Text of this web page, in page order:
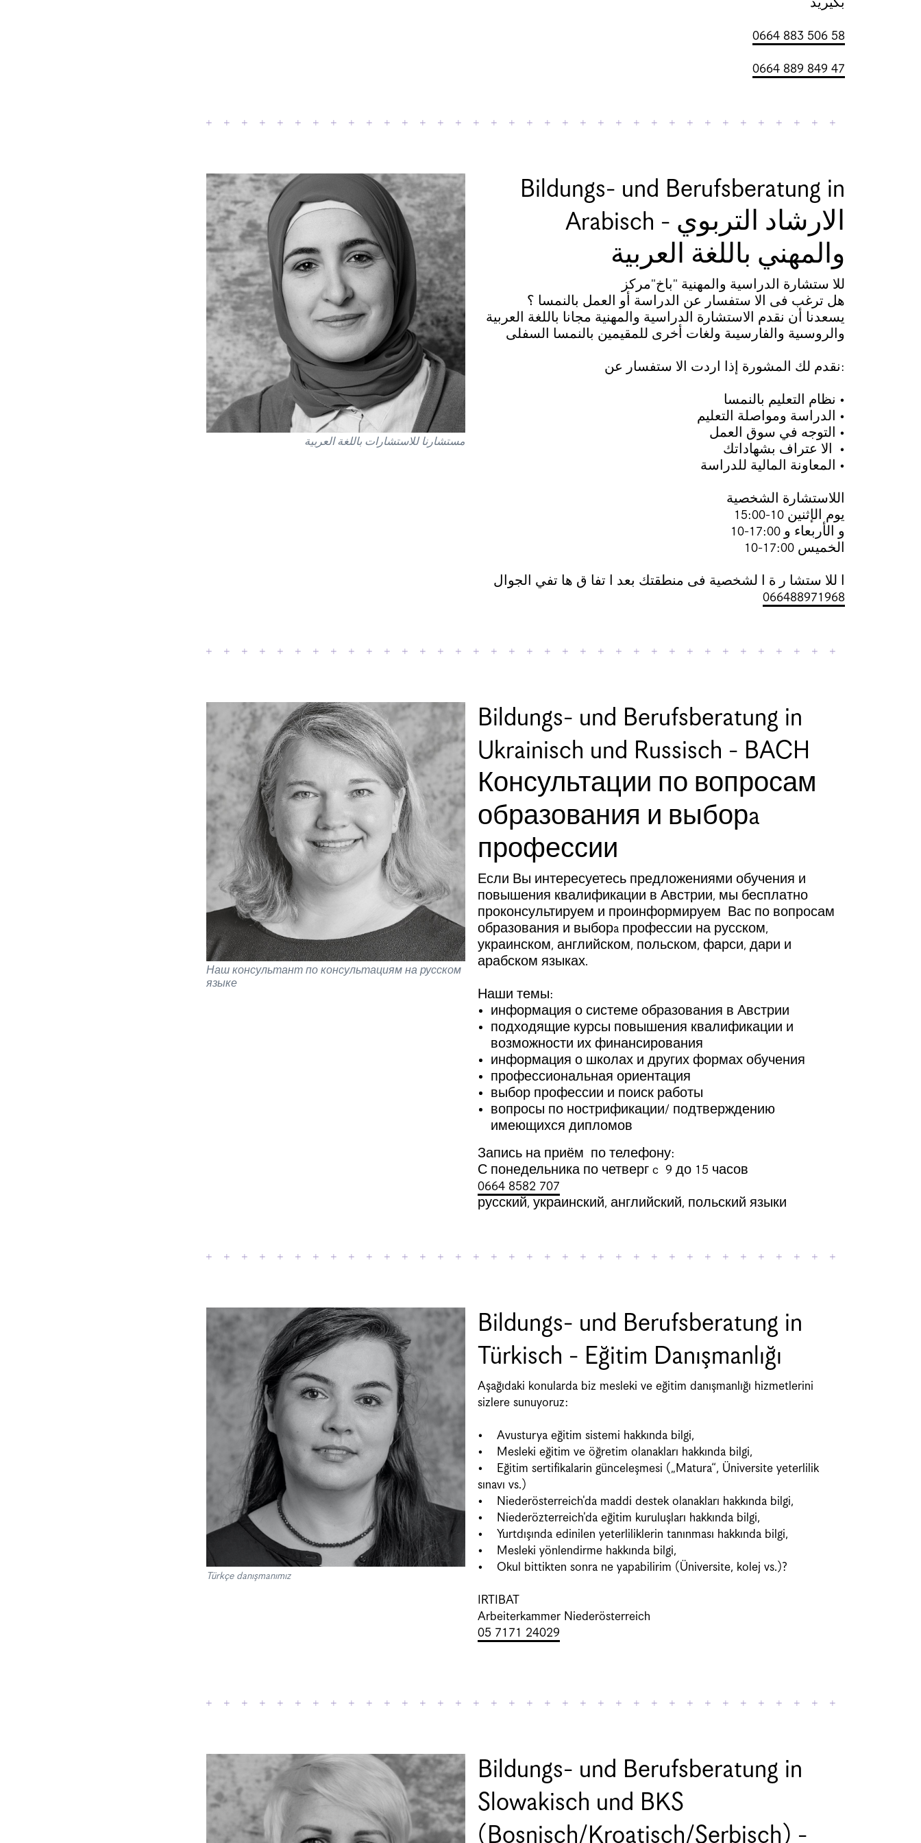
بگیرید
0664 883 506 58
0664 889 849 47
Bildungs- und Berufsberatung in
Arabisch - الارشاد التربوي
والمهني باللغة العربية
للا ستشارة الدراسية والمهنية "باخ"مركز
هل ترغب فى الا ستفسار عن الدراسة أو العمل بالنمسا ؟
يسعدنا أن نقدم الاستشارة الدراسية والمهنية مجانا باللغة العربية
والروسىية والفارسيىة ولغات أخرى للمقيمين بالنمسا السفلى
نقدم لك المشورة إذا اردت الا ستفسار عن:
نظام التعليم بالنمسا •
الدراسة ومواصلة التعليم •
التوجه في سوق العمل •
الا عتراف بشهاداتك •
المعاونة المالية للدراسة •
اللاستشارة الشخصية
يوم الإثنين 10-15:00
10-17:00 و الأربعاء و
10-17:00 الخميس
ا للا ستشا ر ة ا لشخصية فى منطقتك بعد ا تفا ق ها تفي الجوال
066488971968
مستشارنا للاستشارات باللغة العربية
Bildungs- und Berufsberatung in
Ukrainisch und Russisch - BACH
Консультации по вопросам
образования и выборa
профессии
Если Вы интересуетесь предложениями обучения и
повышения квалификации в Австрии, мы бесплатно
проконсультируем и проинформируем Вас по вопросам
образования и выборa профессии на русском,
украинском, английском, польском, фарси, дари и
арабском языках.
Наши темы:
информация о системе образования в Австрии
подходящие курсы повышения квалификации и
возможности их финансирования
информация о школах и других формах обучения
профессиональная ориентация
выбор профессии и поиск работы
вопросы по нострификации/ подтверждению
имеющихся дипломов
Запись на приём по телефону:
С понедельника по четверг c 9 до 15 часов
0664 8582 707
русский, украинский, английский, польский языки
Наш консультант по консультациям на русском
языке
Bildungs- und Berufsberatung in
Türkisch - Eğitim Danışmanlığı
Aşağıdaki konularda biz mesleki ve eğitim danışmanlığı hizmetlerini
sizlere sunuyoruz:
• Avusturya eğitim sistemi hakkında bilgi,
• Mesleki eğitim ve öğretim olanakları hakkında bilgi,
• Eğitim sertifikalarin günceleşmesi („Matura“, Üniversite yeterlilik
sınavı vs.)
• Niederösterreich'da maddi destek olanakları hakkında bilgi,
• Niederözterreich'da eğitim kuruluşları hakkında bilgi,
• Yurtdışında edinilen yeterliliklerin tanınması hakkında bilgi,
• Mesleki yönlendirme hakkında bilgi,
• Okul bittikten sonra ne yapabilirim (Üniversite, kolej vs.)?
IRTIBAT
Arbeiterkammer Niederösterreich
05 7171 24029
Türkçe danışmanımız
Bildungs- und Berufsberatung in
Slowakisch und BKS
(Bosnisch/Kroatisch/Serbisch) -